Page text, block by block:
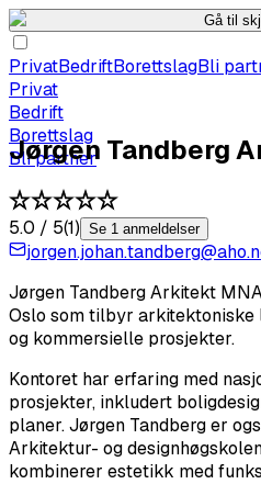
Gå til
PrivatBedriftBorettslagBli
Privat
Bedrift
Borettslag
Bli partner
Jørgen Tandberg
5.0 / 5(1) Se 1 anmeldelser
Jørgen Tandberg Arkitekt
Oslo som tilbyr arkitektoniske
og kommersielle prosjekter.
Kontoret har erfaring med
prosjekter, inkludert
planer. Jørgen Tandberg er
Arkitektur- og
kombinerer estetikk med